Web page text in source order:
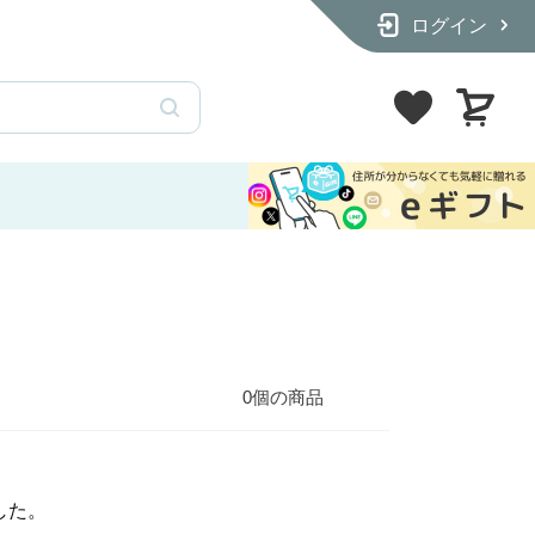
ログイン
カ
ト
0個の商品
。